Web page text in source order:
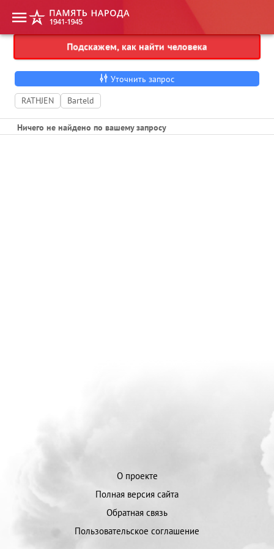
Подскажем, как найти человека
Укажите фамилию, имя, отчество
Уточнить запрос
RATHJEN
Barteld
Ничего не найдено по вашему запросу
О проекте
Полная версия сайта
Обратная связь
Пользовательское соглашение